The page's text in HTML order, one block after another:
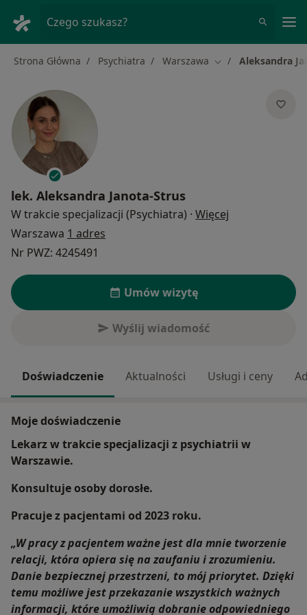
Czego szukasz?
Strona Główna Psychiatra Warszawa Zmień miasto
Aleksandra
lek. Aleksandra Janota-Strus
W trakcie specjalizacji (Psychiatra) · Więcej
Warszawa 1 adres
Nr PWZ: 4245491
Umów wizytę
Wyślij wiadomość
Doświadczenie Aktualności Usługi i ceny
Moje doświadczenie
Lekarz w trakcie specjalizacji z psychiatrii w
Warszawie.
Konsultuje osoby dorosłe.
Pracuje z pacjentami od 2023 roku.
„W pracy z pacjentem ważne jest dla mnie tworzenie
relacji, która opiera się na zaufaniu i zrozumieniu.
Danie bezpiecznej przestrzeni, to mój priorytet. Dzięki
temu możliwe jest przekazanie wszystkich ważnych
informacji, które umożliwią dobranie odpowiedniego